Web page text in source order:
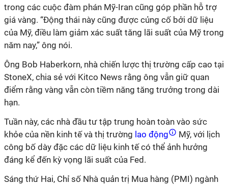
trong các cuộc đàm phán Mỹ-Iran cũng góp phần hỗ trợ
giá vàng. “Động thái này cũng được củng cố bởi dữ liệu
của Mỹ, điều làm giảm xác suất tăng lãi suất của Mỹ trong
năm nay,” ông nói.
Ông Bob Haberkorn, nhà chiến lược thị trường cấp cao tại
StoneX, chia sẻ với Kitco News rằng ông vẫn giữ quan
điểm rằng vàng vẫn còn tiềm năng tăng trưởng trong dài
hạn.
Tuần này, các nhà đầu tư tập trung hoàn toàn vào sức
khỏe của nền kinh tế và thị trường lao động
Mỹ, với lịch
công bố dày đặc các dữ liệu kinh tế có thể ảnh hưởng
đáng kể đến kỳ vọng lãi suất của Fed.
Sáng thứ Hai, Chỉ số Nhà quản trị Mua hàng (PMI) ngành